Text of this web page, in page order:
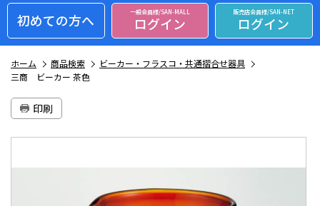
初めての方へ 一般会員様/SAN-MALL
ログイン
販売店会員様/SAN-NET
ログイン
ホーム 商品検索
ビーカー・フラスコ・共通摺合せ器具
三商 ビーカー 茶色
印刷